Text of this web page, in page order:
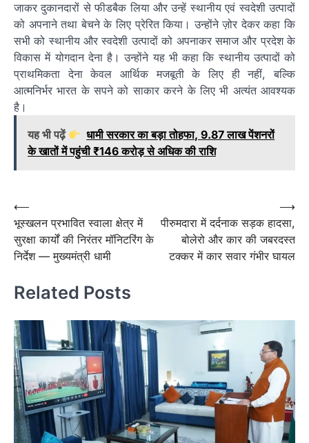
जाकर दुकानदारों से फीडबैक लिया और उन्हें स्थानीय एवं स्वदेशी उत्पादों
को अपनाने तथा बेचने के लिए प्रेरित किया। उन्होंने ज़ोर देकर कहा कि
सभी को स्थानीय और स्वदेशी उत्पादों को अपनाकर समाज और प्रदेश के
विकास में योगदान देना है। उन्होंने यह भी कहा कि स्थानीय उत्पादों को
प्राथमिकता देना केवल आर्थिक मजबूती के लिए ही नहीं, बल्कि
आत्मनिर्भर भारत के सपने को साकार करने के लिए भी अत्यंत आवश्यक
है।
यह भी पढ़ें
धामी सरकार का बड़ा तोहफा, 9.87 लाख पेंशनरों
के खातों में पहुंची ₹146 करोड़ से अधिक की राशि
Post
navigation
⟵
भूस्खलन प्रभावित स्वाला क्षेत्र में
सुरक्षा कार्यों की निरंतर मॉनिटरिंग के
निर्देश — मुख्यमंत्री धामी
पीरुमदारा में दर्दनाक सड़क हादसा,
बोलेरो और कार की जबरदस्त
टक्कर में कार सवार गंभीर घायल
⟶
Related Posts